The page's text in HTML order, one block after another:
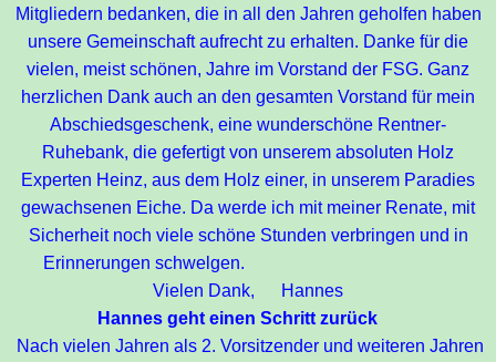
Mitgliedern bedanken, die in all den Jahren geholfen haben
unsere Gemeinschaft aufrecht zu erhalten. Danke für die
vielen, meist schönen, Jahre im Vorstand der FSG. Ganz
herzlichen Dank auch an den gesamten Vorstand für mein
Abschiedsgeschenk, eine wunderschöne Rentner-
Ruhebank, die gefertigt von unserem absoluten Holz
Experten Heinz, aus dem Holz einer, in unserem Paradies
gewachsenen Eiche. Da werde ich mit meiner Renate, mit
Sicherheit noch viele schöne Stunden verbringen und in
Erinnerungen schwelgen.
Vielen Dank, Hannes
Hannes geht einen Schritt zurück
Nach vielen Jahren als 2. Vorsitzender und weiteren Jahren